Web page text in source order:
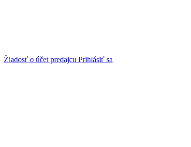
Žiadosť o účet predajcu Prihlásiť sa